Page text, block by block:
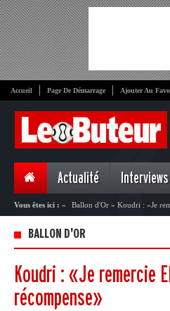
Accueil Page De Démarrage Ajouter Au
Actualité Interviews
Vous êtes ici : » Ballon d'Or » Koudri : «Je
BALLON D'OR
Koudri : «Je remercie
récompense»